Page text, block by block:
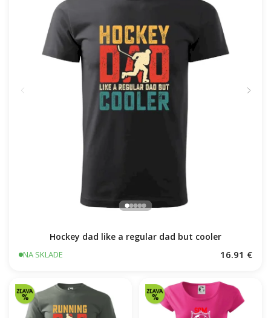
Hockey dad like a regular dad but cooler
NA SKLADE 16.91 €